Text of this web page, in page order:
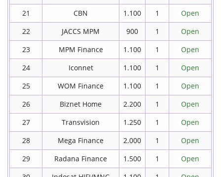
21
CBN 1.100 1
Open
22
JACCS MPM 900 1
Open
23
MPM Finance 1.100 1
Open
24
Iconnet 1.100 1
Open
25
WOM Finance 1.100 1
Open
26
Biznet Home 2.200 1
Open
27
Transvision 1.250 1
Open
28
Mega Finance 2.000 1
Open
29
Radana Finance 1.500 1
Open